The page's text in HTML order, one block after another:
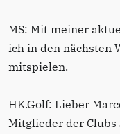
MS: Mit meiner
ich in den nächsten
mitspielen.
HK.Golf: Lieber
Mitglieder der Clubs